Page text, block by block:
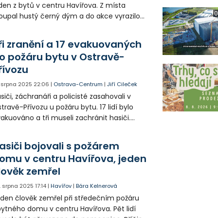
z bytů v centru Havířova. Z místa
hustý černý dým a do akce vyrazilo
hasiči našli jednoho mrtvého
zranění a 17 evakuovaných
požáru bytu v Ostravě-
srpna 2025 22:06 | Ostrava-Centrum |Jiří Cileček
záchranáři a policisté zasahovali v
Přívozu u požáru bytu. 17 lidí bylo
a tři museli zachránit hasiči.
zabránil hlásič požáru, který včas
obyvatele domu.
bojovali s požárem
v centru Havířova, jeden
zemřel
srpna 2025 17:14 |Havířov |Bára Kelnerová
člověk zemřel při středečním požáru
domu v centru Havířova. Pět lidí